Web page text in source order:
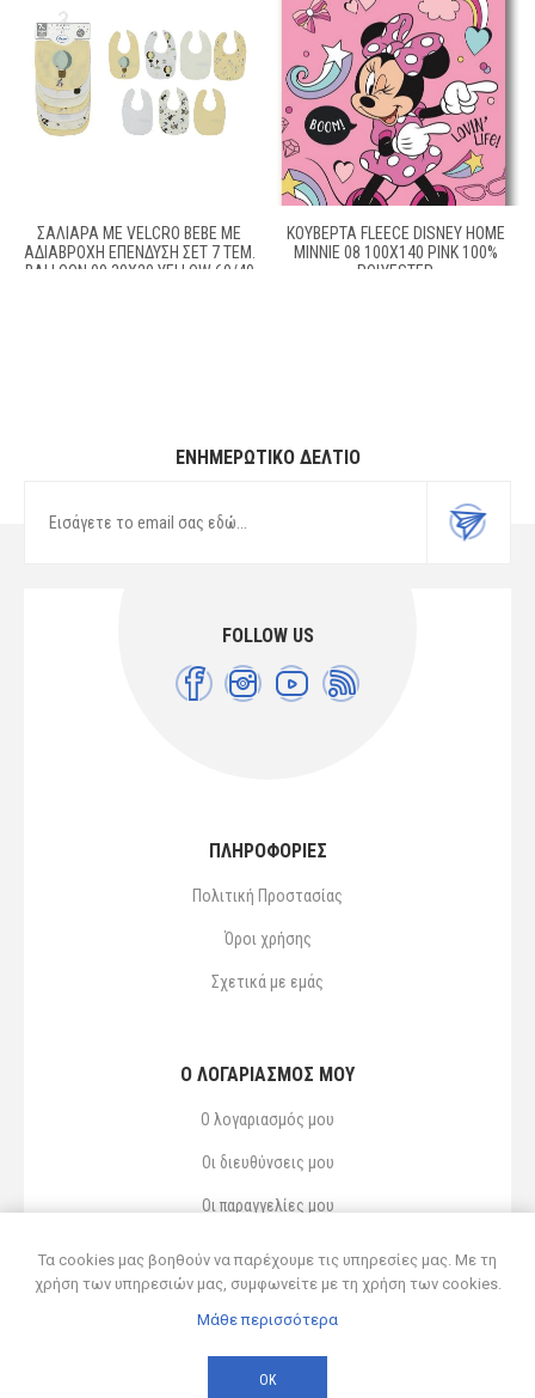
ΣΑΛΙΆΡΑ ΜΕ VELCRO BEBE ΜΕ
ΑΔΙΆΒΡΟΧΗ ΕΠΈΝΔΥΣΗ ΣΕΤ 7 ΤΕΜ.
BALLOON 09 30X20 YELLOW 60/40
ΚΟΥΒΈΡΤΑ FLEECE DISNEY HOME
MINNIE 08 100X140 PINK 100%
POLYESTER
ΕΝΗΜΕΡΩΤΙΚΌ ΔΕΛΤΊΟ
FOLLOW US
ΠΛΗΡΟΦΟΡΙΕΣ
Πολιτική Προστασίας
Όροι χρήσης
Σχετικά με εμάς
Ο ΛΟΓΑΡΙΑΣΜΌΣ ΜΟΥ
Ο λογαριασμός μου
Οι διευθύνσεις μου
Οι παραγγελίες μου
© 2026 Δ ΚΥΡΣΑΝΙΔΗΣ ΚΑΙ ΥΙΟΣ ΟΕ
Τα cookies μας βοηθούν να παρέχουμε τις υπηρεσίες μας. Με τη
χρήση των υπηρεσιών μας, συμφωνείτε με τη χρήση των cookies.
Μάθε περισσότερα
ΟΚ